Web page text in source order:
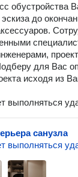
обустройства
до
для Вас
исходя из
выполняться
санузла
выполняться